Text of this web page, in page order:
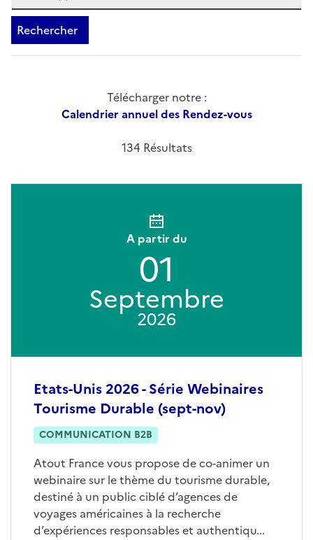
Rechercher
Télécharger notre :
Calendrier annuel des Rendez-vous
134 Résultats
Etats-Unis 2026 - Série Webinaires
Tourisme Durable (sept-nov)
COMMUNICATION B2B
Atout France vous propose de co-animer un
webinaire sur le thème du tourisme durable,
destiné à un public ciblé d’agences de
voyages américaines à la recherche
d’expériences responsables et authentiqu...
A partir du
01
Septembre
2026